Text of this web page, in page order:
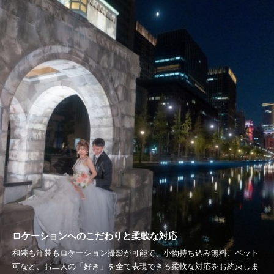
ロケーションへのこだわりと柔軟な対応
和装も洋装もロケーション撮影が可能で、小物持ち込み無料、ペット
可など、お二人の「好き」を全て表現できる柔軟な対応をお約束しま